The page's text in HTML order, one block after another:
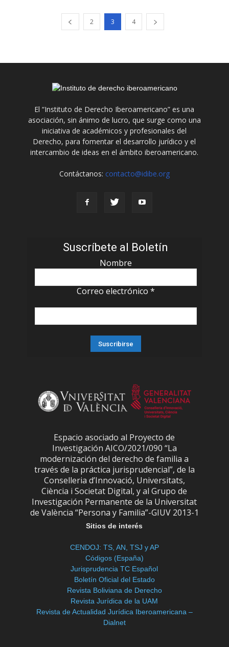
2 3 4
El “Instituto de Derecho Iberoamericano” es una
asociación, sin ánimo de lucro, que surge como una
iniciativa de académicos y profesionales del
Derecho, para fomentar el desarrollo jurídico y el
intercambio de ideas en el ámbito iberoamericano.
Contáctanos: contacto@idibe.org
Suscríbete al Boletín
Nombre
Correo electrónico *
Espacio asociado al Proyecto de
Investigación AICO/2021/090 “La
modernización del derecho de familia a
través de la práctica jurisprudencial”, de la
Conselleria d’Innovació, Universitats,
Ciència i Societat Digital, y al Grupo de
Investigación Permanente de la Universitat
de València “Persona y Familia”-GIUV 2013-1
Sitios de interés
CENDOJ: TS, AN, TSJ y AP
Códigos (España)
Jurisprudencia TC Español
Boletín Oficial del Estado
Revista Boliviana de Derecho
Revista Jurídica de la UAM
Revista de Actualidad Jurídica Iberoamericana –
Dialnet